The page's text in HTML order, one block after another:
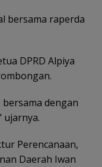
bersama raperda
DPRD Alpiya
bersama dengan
ujarnya.
Perencanaan,
Daerah Iwan